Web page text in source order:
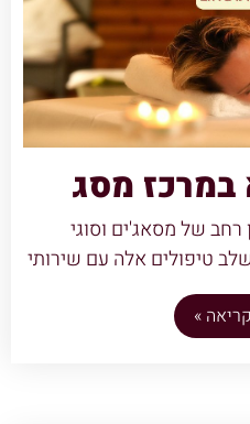
במרכז מסג
רחב של מסאג'ים וסוגי
טיפולים אלה עם שירותי
»